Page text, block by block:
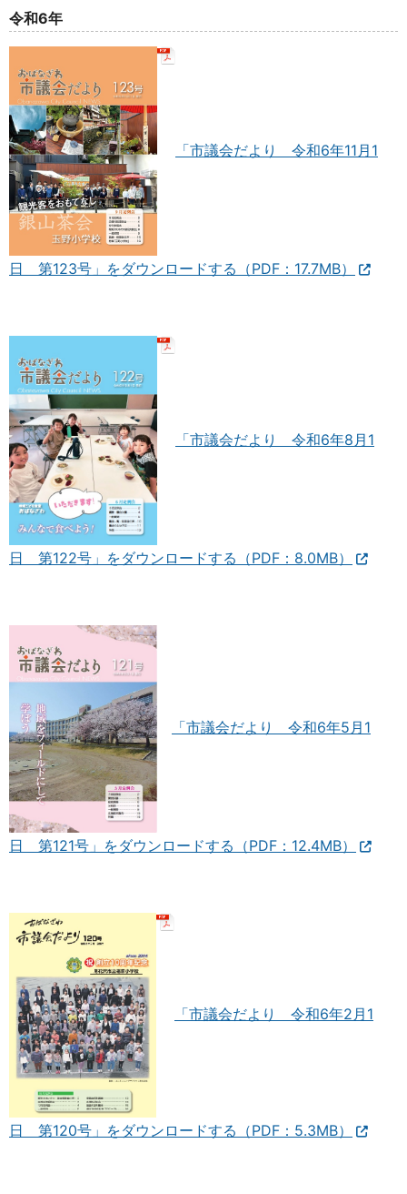
令和6年
「市議会だより 令和6年11月1
日 第123号」をダウンロードする（PDF：17.7MB）
「市議会だより 令和6年8月1
日 第122号」をダウンロードする（PDF：8.0MB）
「市議会だより 令和6年5月1
日 第121号」をダウンロードする（PDF：12.4MB）
「市議会だより 令和6年2月1
日 第120号」をダウンロードする（PDF：5.3MB）